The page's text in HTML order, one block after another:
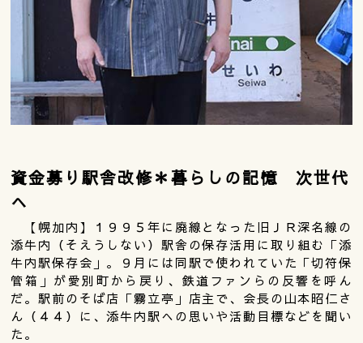
資金募り駅舎改修＊暮らしの記憶 次世代
へ
【幌加内】１９９５年に廃線となった旧ＪＲ深名線の
添牛内（そえうしない）駅舎の保存活用に取り組む「添
牛内駅保存会」。９月には同駅で使われていた「切符保
管箱」が愛別町から戻り、鉄道ファンらの反響を呼ん
だ。駅前のそば店「霧立亭」店主で、会長の山本昭仁さ
ん（４４）に、添牛内駅への思いや活動目標などを聞い
た。